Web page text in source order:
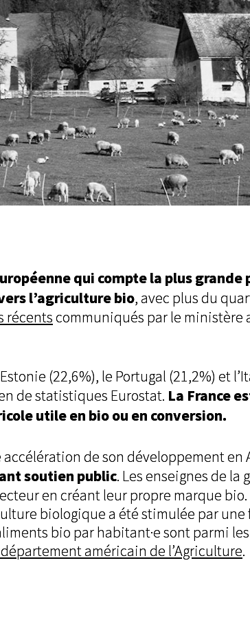
qui compte la plus
l’agriculture bio, avec plus du
récentscommuniqués par le ministère
(22,6%), le Portugal (21,2%) et
de statistiques Eurostat. La France
utile en bio ou en conversion.
accélération de son développement
soutien public. Les enseignes de
en créant leur propre marque
biologique a été stimulée par
bio par habitant·e sont parmi
américain de l’Agriculture.